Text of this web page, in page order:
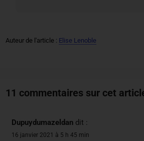
Auteur de l'article : Elise Lenoble
11 commentaires sur cet
Dupuydumazeldan dit :
16 janvier 2021 à 5 h 45 min